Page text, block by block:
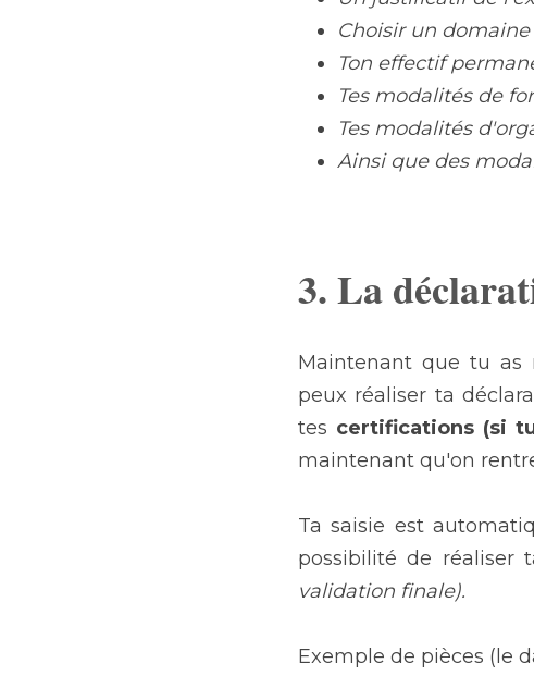
Choisir un
Ton effectif
Tes modalités de
Tes modalités
Ainsi que des
3. La
Maintenant que tu as
peux réaliser ta
tes certifications (si
maintenant qu'on
Ta saisie est
possibilité de réaliser
validation finale).
Exemple de pièces (le